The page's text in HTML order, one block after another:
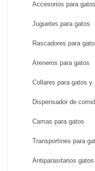
Accesorios para gatos
Juguetes para gatos
Rascadores para
Areneros para gatos
Collares para gatos y
Dispensador de
Camas para gatos
Transportines para
Antiparasitarios gatos